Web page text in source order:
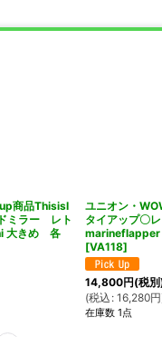
商品ThisisI
ミラー レト
大きめ 各
ユニオン・
タイアップ〇
[VA118]
14,800円(税
(税込 : 16,280円
在庫数 1点